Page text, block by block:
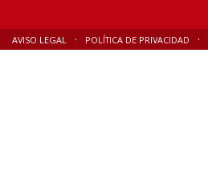
AVISO LEGAL POLÍTICA DE PRIVACIDAD